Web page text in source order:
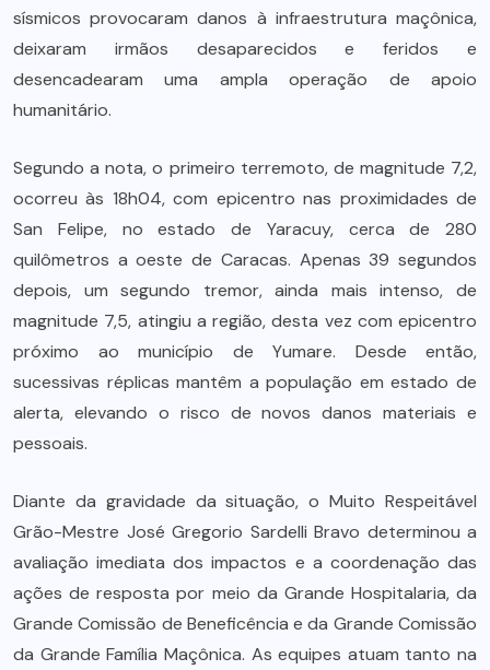
sísmicos provocaram danos à infraestrutura maçônica,
deixaram irmãos desaparecidos e feridos e
desencadearam uma ampla operação de apoio
humanitário.
Segundo a nota, o primeiro terremoto, de magnitude 7,2,
ocorreu às 18h04, com epicentro nas proximidades de
San Felipe, no estado de Yaracuy, cerca de 280
quilômetros a oeste de Caracas. Apenas 39 segundos
depois, um segundo tremor, ainda mais intenso, de
magnitude 7,5, atingiu a região, desta vez com epicentro
próximo ao município de Yumare. Desde então,
sucessivas réplicas mantêm a população em estado de
alerta, elevando o risco de novos danos materiais e
pessoais.
Diante da gravidade da situação, o Muito Respeitável
Grão-Mestre José Gregorio Sardelli Bravo determinou a
avaliação imediata dos impactos e a coordenação das
ações de resposta por meio da Grande Hospitalaria, da
Grande Comissão de Beneficência e da Grande Comissão
da Grande Família Maçônica. As equipes atuam tanto na